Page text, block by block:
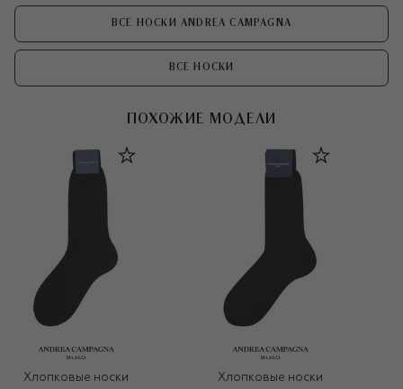
ВСЕ НОСКИ ANDREA CAMPAGNA
ВСЕ НОСКИ
ПОХОЖИЕ МОДЕЛИ
Хлопковые носки Хлопковые носки